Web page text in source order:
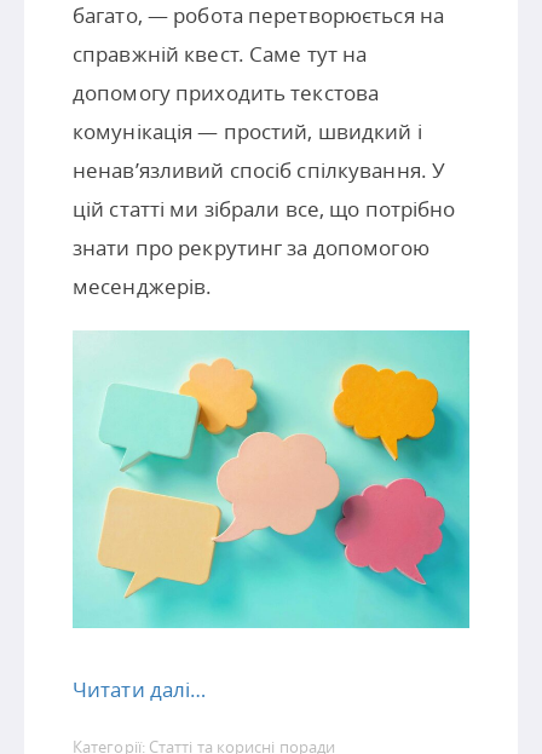
багато, — робота перетворюється на
справжній квест. Саме тут на
допомогу приходить текстова
комунікація — простий, швидкий і
ненав’язливий спосіб спілкування. У
цій статті ми зібрали все, що потрібно
знати про рекрутинг за допомогою
месенджерів.
Читати далі…
Категорії: Статті та корисні поради